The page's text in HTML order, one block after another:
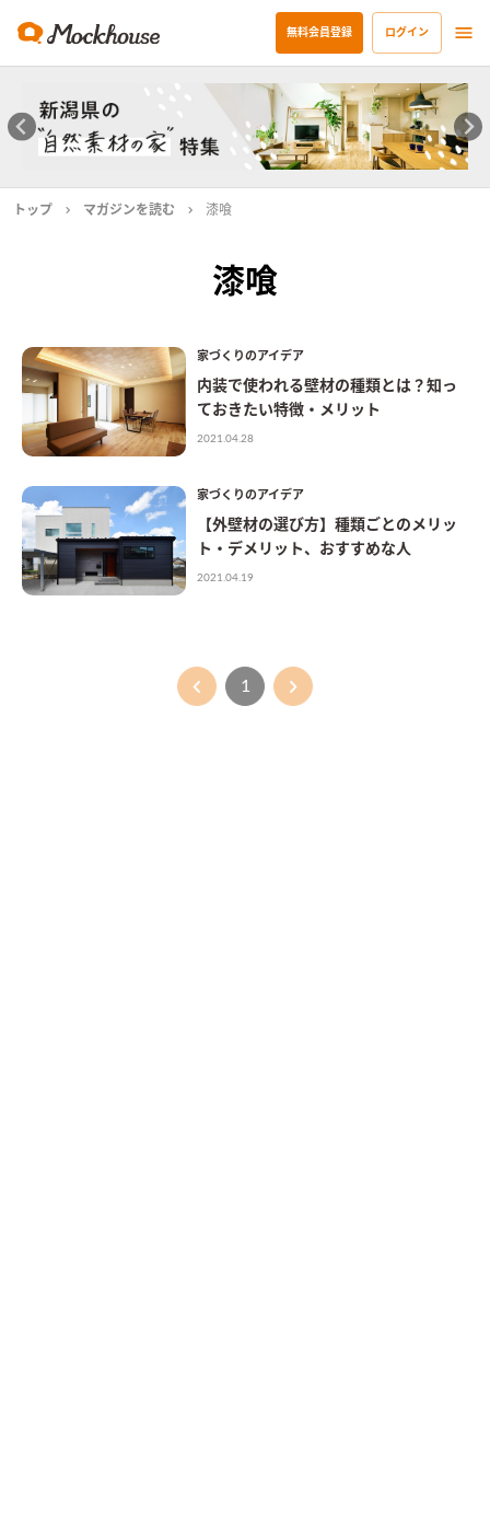
無料会員登録 ログイン
トップ マガジンを読む 漆喰
漆喰
家づくりのアイデア
内装で使われる壁材の種類とは？知っ
ておきたい特徴・メリット
2021.04.28
家づくりのアイデア
【外壁材の選び方】種類ごとのメリッ
ト・デメリット、おすすめな人
2021.04.19
1